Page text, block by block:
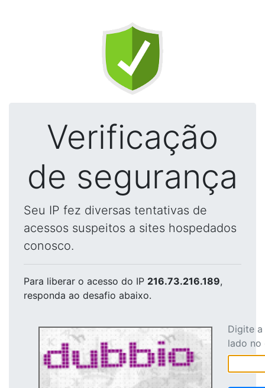
Verificação
de segurança
Seu IP fez diversas tentativas de
acessos suspeitos a sites hospedados
conosco.
Para liberar o acesso do IP 216.73.216.189,
responda ao desafio abaixo.
Digite
lado no